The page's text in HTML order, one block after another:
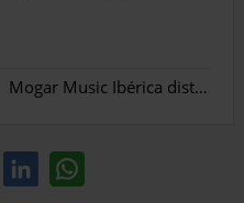
Mogar Music Ibérica distribuye Supro y Pigtronix